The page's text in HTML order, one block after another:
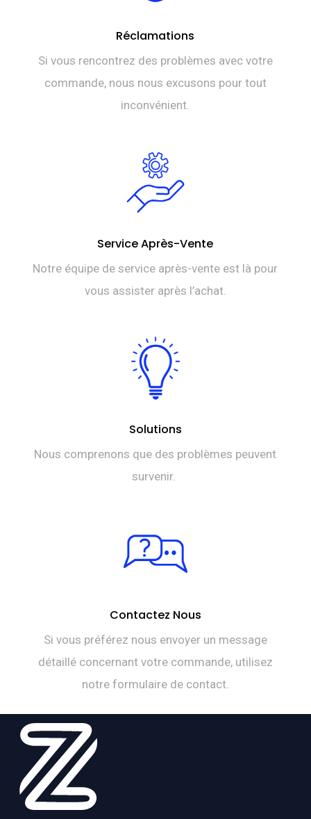
Réclamations
Si vous rencontrez des problèmes avec votre
commande, nous nous excusons pour tout
inconvénient.
Service Après-Vente
Notre équipe de service après-vente est là pour
vous assister après l’achat.
Solutions
Nous comprenons que des problèmes peuvent
survenir.
Contactez Nous
Si vous préférez nous envoyer un message
détaillé concernant votre commande, utilisez
notre formulaire de contact.